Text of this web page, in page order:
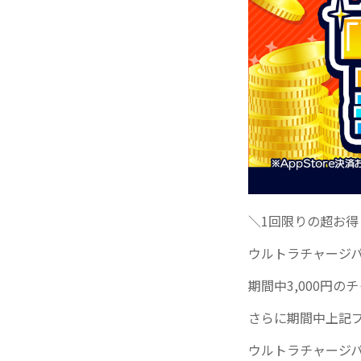
＼1回限りの超お
ウルトラチャージ
期間中3,000円の
さらに期間中上記
ウルトラチャージ